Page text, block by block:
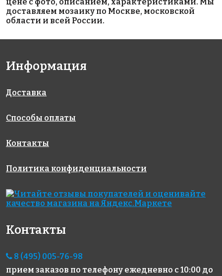
6800 руб./м²
330x298
6664 руб./м²
AKE050
Испания
313x495
AKE212
Испания
340x340
AKE197
Испания
340x340
доставляем мозаику по Москве, московской
области и всей России.
Информация
Доставка
Способы оплаты
Контакты
Политика конфиденциальности
Контакты
8 (495) 005-76-98
прием заказов по телефону ежедневно с 10:00 до